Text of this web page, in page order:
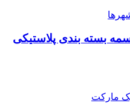
بسته بندی پلاستیکی
مارکت